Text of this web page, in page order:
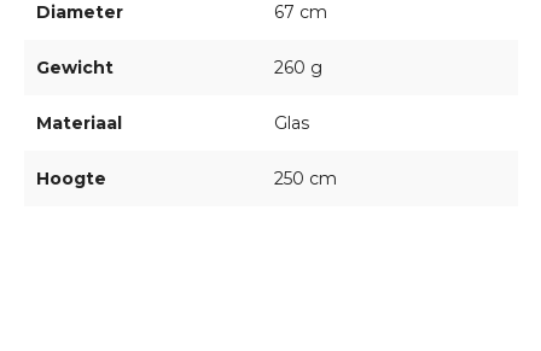
Diameter 67 cm
Gewicht 260 g
Materiaal Glas
Hoogte 250 cm